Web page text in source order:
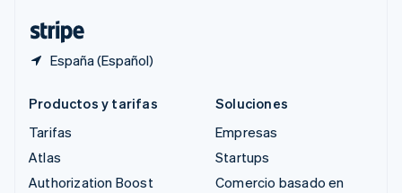
España (Español)
Productos y tarifas
Tarifas
Atlas
Authorization Boost
Soluciones
Empresas
Startups
Comercio basado en